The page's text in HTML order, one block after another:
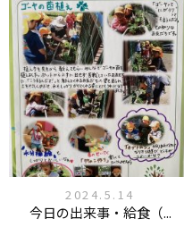
2024.5.14
今日の出来事・給食（...